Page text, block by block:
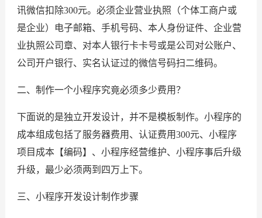
讯微信扣除300元。必须企业营业执照（个体工商户或
是企业）电子邮箱、手机号码、本人身份证件、企业营
业执照公司章、对本人银行卡卡号或是公司对公账户、
公司开户银行、实名认证过的微信号码扫二维码。
二、制作一个小程序究竟必须多少费用？
下面说的是独立开发设计，并不是模板制作。小程序的
成本组成包括了服务器费用、认证费用300元、小程序
项目成本【编码】、小程序经营维护、小程序事后升级
升级，最少必须两到四万上下。
三、小程序开发设计制作步骤